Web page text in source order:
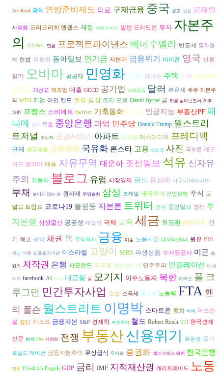
Ayn Rand 공익 연방준비제도 의료 구제금융 중국 공포 신용 문재인
사유화 프리드리히 엥겔스 재정 아담 스미스 밀턴 프리드먼 투자 자본주
의
가계부채 연금 프로젝트파이낸스 베네수엘라 반도체 통화정
책 헌법 유동화 동아일보 연기금 자본가 금융위기 아이폰 영국 신용
평가 오바마 공공재 민영화 독일 장하준 주택 수출 경제민주화
플랫폼 개신교 제조업 대출 OECD 공기업 신용등급 달러 부유세
주주 자본주
의
WTO 기업 아인 랜드 환경 성장 조지 오웰 David Byrne 금 뒤를 돌아보면서:2000-
1887 프랑스 소비에트 twitter 기축통화 환율 인공지능 부동산PF 패
니메
보수 유로 중앙은행 파업 민주당 Donald Trump 월스트리
트저널
박노자 공공서비스 아파트 의약품 매스미디어 프레디맥
규제 재무제표 공유경제 국유화 론스타 고용 심상정 사진 국부론 에드
워드 벨러미 애플 자유무역 대운하 조선일보 석유 신자유
주의
자동차 블로그 유럽 시장경제 펀드 동성애 사우디아라비아
부채 보이지 않는 손 원자재 무임승차 삼성 코레일 제국주의 산업은행 주식 도
널드 트럼프 코로나19 불평등 자본론 트위터 전세 중앙일보 창작 투
자은행 삼성물산 공공성 테슬라 국채 교육 세금 최경환 레버리지 선
거 해고 음악 채권 책 주식회사 금융 미술 노동시간 데이터센터 원유 BIS
레닌 여행 신용평가기관 이스라엘 고양이 MBS 파생상품 수자원공사 미군 스
위스 저작권 은행 사모펀드 이재명 캘리포니아 민주주의 인플레이션 대체
투자 facebook AI 부패 대공황 물 모기지 이주노동자 북한 아마존 폴 크
루그먼 민간투자사업 소설 소득세 배트맨 노동력 FTA 헨
리 폴슨 월스트리트 이명박 스마트폰 통화 마약 이스탄
불 잡담 리스크 금융자본 S&P 경제학 보호무역 철도 Robert Reich DTI 한국경제
신문 범죄 kbs 사회화 전쟁 부동산신용위기 유동성 물가
로널드 레이건 금융자본주의 무상급식 무인화 증권화 엘리자베스 워렌 한국은행
엔론 Friedrich Engels GDP 금리 IMF 지적재산권 캐리트레이드 노동